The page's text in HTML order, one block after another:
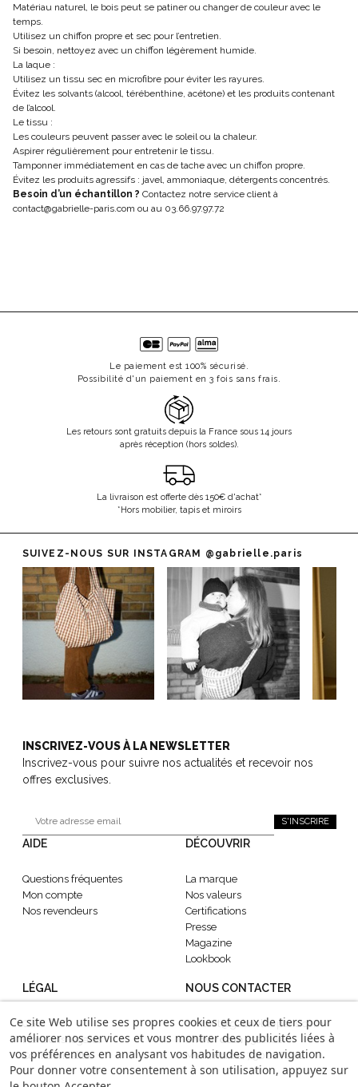
Matériau naturel, le bois peut se patiner ou changer de couleur avec le
temps.
Utilisez un chiffon propre et sec pour l’entretien.
Si besoin, nettoyez avec un chiffon légèrement humide.
La laque :
Utilisez un tissu sec en microfibre pour éviter les rayures.
Évitez les solvants (alcool, térébenthine, acétone) et les produits contenant
de l’alcool.
Le tissu :
Les couleurs peuvent passer avec le soleil ou la chaleur.
Aspirer régulièrement pour entretenir le tissu.
Tamponner immédiatement en cas de tache avec un chiffon propre.
Évitez les produits agressifs : javel, ammoniaque, détergents concentrés.
Besoin d’un échantillon ? Contactez notre service client à
contact@gabrielle-paris.com ou au 03.66.97.97.72
Le paiement est 100% sécurisé.
Possibilité d'un paiement en 3 fois sans frais.
Les retours sont gratuits depuis la France sous 14 jours
après réception (hors soldes).
La livraison est offerte dès 150€ d'achat*
*Hors mobilier, tapis et miroirs
SUIVEZ-NOUS SUR INSTAGRAM @gabrielle.paris
INSCRIVEZ-VOUS À LA NEWSLETTER
Inscrivez-vous pour suivre nos actualités et recevoir nos
offres exclusives.
S'INSCRIRE
AIDE
Questions fréquentes
Mon compte
Nos revendeurs
DÉCOUVRIR
La marque
Nos valeurs
Certifications
Presse
Magazine
Lookbook
LÉGAL
CGV
Mentions légales
Confidentialité
NOUS CONTACTER
contact@gabrielle-paris.com
Showroom : 52 Rue
Montmartre, 75002 Paris
Ce site Web utilise ses propres cookies et ceux de tiers pour
améliorer nos services et vous montrer des publicités liées à
vos préférences en analysant vos habitudes de navigation.
Pour donner votre consentement à son utilisation, appuyez sur